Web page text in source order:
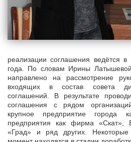
реализации соглашения ведётся в
года. По словам Ирины
направлено на рассмотрение
входящих в состав совета
соглашений. В результате
соглашения с рядом
крупное предприятие
предприятия как фирма
«Град» и ряд других.